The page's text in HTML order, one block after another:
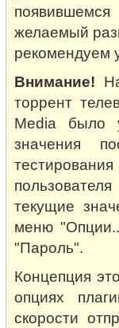
желаемый
рекомендуем
Внимание!
торрент
Media было
значения
текущие
меню
"Пароль".
Концепция
опциях
скорости